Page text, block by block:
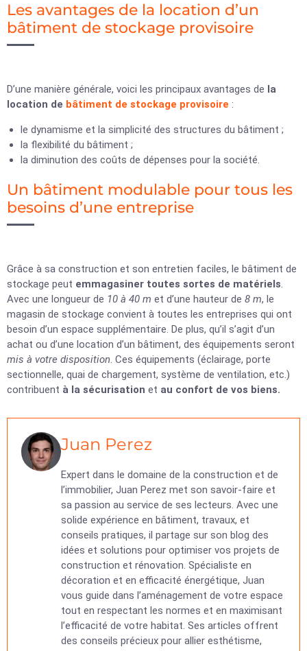
Les avantages de la location d’un
bâtiment de stockage provisoire
D’une manière générale, voici les principaux avantages de la
location de bâtiment de stockage provisoire :
le dynamisme et la simplicité des structures du bâtiment ;
la flexibilité du bâtiment ;
la diminution des coûts de dépenses pour la société.
Un bâtiment modulable pour tous les
besoins d’une entreprise
Grâce à sa construction et son entretien faciles, le bâtiment de
stockage peut emmagasiner toutes sortes de matériels.
Avec une longueur de 10 à 40 m et d’une hauteur de 8 m, le
magasin de stockage convient à toutes les entreprises qui ont
besoin d’un espace supplémentaire. De plus, qu’il s’agit d’un
achat ou d’une location d’un bâtiment, des équipements seront
mis à votre disposition. Ces équipements (éclairage, porte
sectionnelle, quai de chargement, système de ventilation, etc.)
contribuent à la sécurisation et au confort de vos biens.
Juan Perez
Expert dans le domaine de la construction et de
l’immobilier, Juan Perez met son savoir-faire et
sa passion au service de ses lecteurs. Avec une
solide expérience en bâtiment, travaux, et
conseils pratiques, il partage sur son blog des
idées et solutions pour optimiser vos projets de
construction et rénovation. Spécialiste en
décoration et en efficacité énergétique, Juan
vous guide dans l’aménagement de votre espace
tout en respectant les normes et en maximisant
l’efficacité de votre habitat. Ses articles offrent
des conseils précieux pour allier esthétisme,